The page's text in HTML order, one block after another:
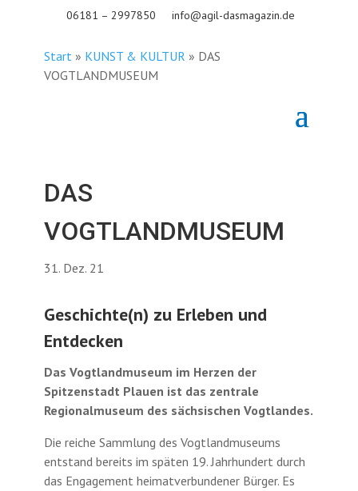
06181 – 2997850 info@agil-dasmagazin.de
Start» KUNST & KULTUR » DAS
VOGTLANDMUSEUM
DAS
VOGTLANDMUSEUM
31. Dez. 21
Geschichte(n) zu Erleben und
Entdecken
Das Vogtlandmuseum im Herzen der
Spitzenstadt Plauen ist das zentrale
Regionalmuseum des sächsischen Vogtlandes.
Die reiche Sammlung des Vogtlandmuseums
entstand bereits im späten 19. Jahrhundert durch
das Engagement heimatverbundener Bürger. Es